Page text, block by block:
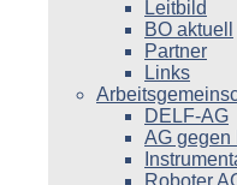
Leitbild
BO aktuell
Partner
Links
DELF-AG
AG gegen
Roboter